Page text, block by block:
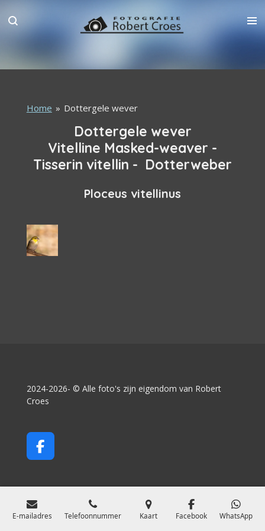
direct
Home » Dottergele wever
Dottergele wever
Vitelline Masked-weaver -
Tisserin vitellin - Dotterweber
Ploceus vitellinus
2024-2026- © Alle foto's zijn eigendom van Robert
Croes
F
a
e
o
E-mailadres Telefoonnummer Kaart Facebook WhatsApp